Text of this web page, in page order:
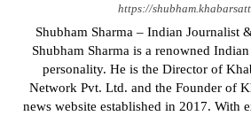
https://
Shubham Sharma – Indian Journalist
Shubham Sharma is a renowned
personality. He is the Director of
Network Pvt. Ltd. and the Founder of
news website established in 2017. With